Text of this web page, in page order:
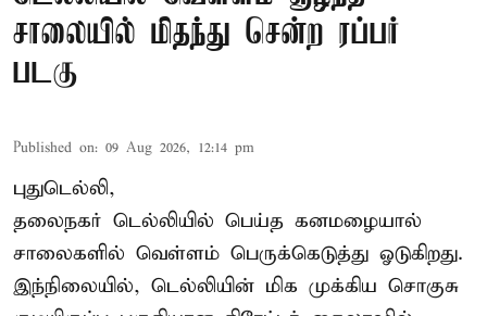
சாலையில் மிதந்து சென்ற ரப்பர்
படகு
Published on: 09 Aug 2026, 12:14 pm
புதுடெல்லி,
தலைநகர் டெல்லியில் பெய்த கனமழையால்
சாலைகளில் வெள்ளம் பெருக்கெடுத்து ஓடுகிறது.
இந்நிலையில், டெல்லியின் மிக முக்கிய சொகுசு